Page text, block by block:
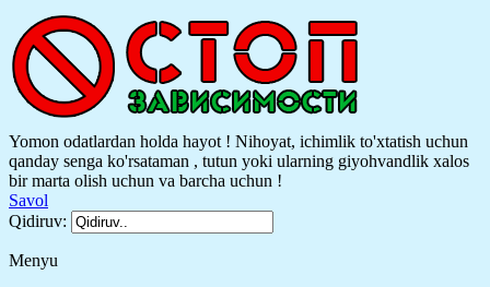
Yomon odatlardan holda hayot ! Nihoyat, ichimlik to'xtatish uchun
qanday senga ko'rsataman , tutun yoki ularning giyohvandlik xalos
bir marta olish uchun va barcha uchun !
Savol
Qidiruv:
Menyu